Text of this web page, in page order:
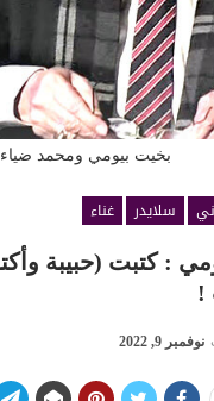
بخيت بيومي ومحمد ضياء
سلايدر
غناء
: كتبت (حبيبة
!
نوفمبر 9, 2022